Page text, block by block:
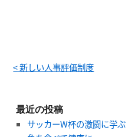
<新しい人事評価制度
最近の投稿
サッカーW杯の激闘に学ぶ